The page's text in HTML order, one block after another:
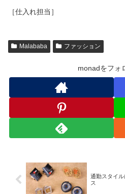
［仕入れ担当］
Malababa ファッション
monadをフォ
通勤スタイ
ス